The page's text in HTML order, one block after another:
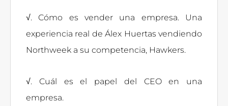
√. Cómo es vender una empresa. Una
experiencia real de Álex Huertas vendiendo
Northweek a su competencia, Hawkers.
√. Cuál es el papel del CEO en una
empresa.